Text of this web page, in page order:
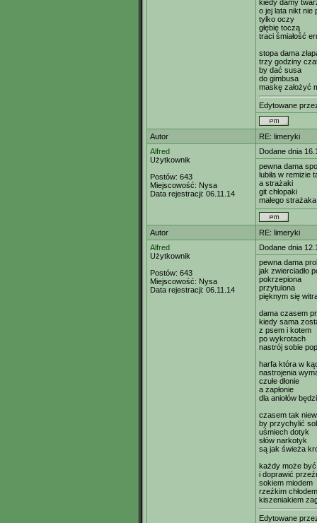
kiedy damy
o jej lata nikt nie
tylko oczy
głębię toczą
traci śmiałość
stopa dama
trzy godziny
by dać susa
do gimbusa
maskę założyć
Edytowane
Autor
RE: limeryki
Alfred
Użytkownik
Postów: 643
Miejscowość: Nysa
Data rejestracji: 06.11.14
Dodane dnia
pewna dama
lubiła w remizie
a strażaki
git chłopaki
małego
Autor
RE: limeryki
Alfred
Użytkownik
Postów: 643
Miejscowość: Nysa
Data rejestracji: 06.11.14
Dodane dnia
pewna dama
jak zwierciadło
pokrzepiona
przytulona
pięknym się
dama czasem
kiedy sama
z psem i kotem
po wykrotach
nastrój sobie
harfa która w
nastrojenia
czułe dłonie
a zapłonie
dla aniołów
czasem tak
by przychylić
uśmiech dotyk
słów narkotyk
są jak świeża
każdy może
i doprawić
sokiem miodem
rzeźkim chłodem
kiszeniakiem
Edytowane